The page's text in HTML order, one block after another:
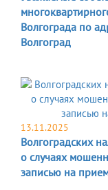
Волгограда по
Волгоград
13.11.2025
Волгоградских
о случаях
записью на